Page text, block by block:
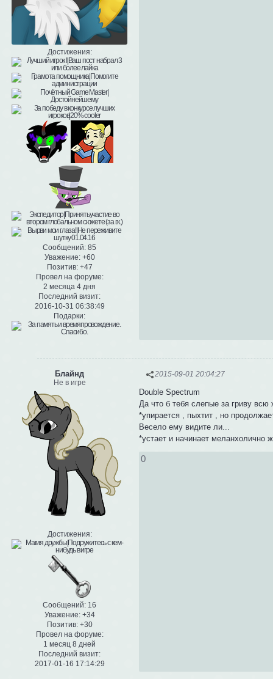
Достижения:
Сообщений: 85
Уважение: +60
Позитив: +47
Провел на форуме:
2 месяца 4 дня
Последний визит:
2016-10-31 06:38:49
Подарки:
2015-09-01 20:04:27
Блайнд
Не в игре
Достижения:
Сообщений: 16
Уважение: +34
Позитив: +30
Провел на форуме:
1 месяц 8 дней
Последний визит:
2017-01-16 17:14:29
Double Spectrum
Да что б тебя слепые за гриву всю
*упирается , пыхтит , но
Весело ему видите ли...
*устает и начинает меланхолично
0